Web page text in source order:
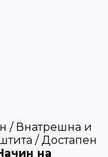
/ Внатрешна и
/ Достапен
на